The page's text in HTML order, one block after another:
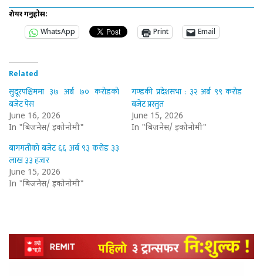
शेयर गर्नुहोस:
WhatsApp
Print Email
Related
सुदूरपश्चिममा ३७ अर्ब ७० करोडको
बजेट पेस
June 16, 2026
In "बिजनेस/ इकोनोमी"
गण्डकी प्रदेशसभा : ३२ अर्ब ९९ करोड
बजेट प्रस्तुत
June 15, 2026
In "बिजनेस/ इकोनोमी"
बागमतीको बजेट ६६ अर्ब ९३ करोड ३३
लाख ३३ हजार
June 15, 2026
In "बिजनेस/ इकोनोमी"